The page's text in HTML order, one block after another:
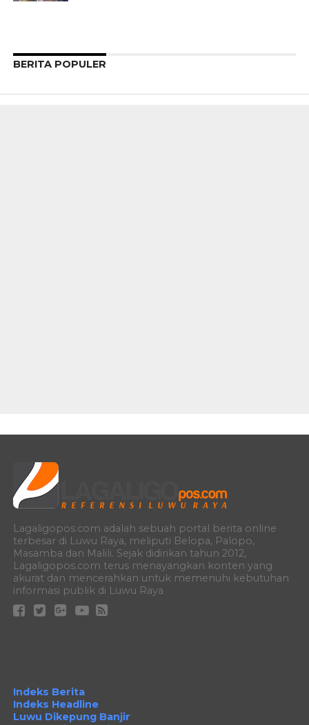
BERITA POPULER
Lagaligopos.com adalah sebuah portal berita online
terbesar di Luwu Raya, meliputi Belopa, Palopo,
Masamba dan Malili. Sejak didirikan tahun 2012,
Lagaligopos.com terus menayangkan konten yang
akurat dan mencerahkan untuk memenuhi kebutuhan
informasi publik di Luwu Raya
Indeks Berita
Indeks Headline
Luwu Dikepung Banjir